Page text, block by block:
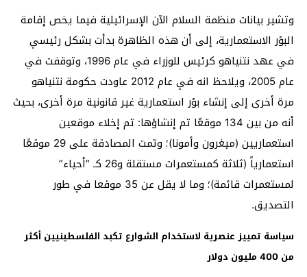
وتشير بيانات منظمة السلام الآن الإسرائيلية فيما يخص إقامة
البؤر الاستعمارية، إلى أن هذه الظاهرة بدأت بشكل رئيسي
في عهد نتنياهو كرئيس للوزراء في عام 1996، وتوقفت في
عام 2005، ويلاحظ انه في عام 2012 عاودت حكومة نتنياهو
مرة أخرى إلى إنشاء بؤر استعمارية غير قانونية مرة أخرى، بحيث
أنه من بين 134 موقعًا تم إنشاؤها: تم إخلاء موقعين
استعماريين (ميغرون وأمونا)؛ وتمت المصادقة على 29 موقعًا
استعمارياً (ثلاثة كمستعمرات مستقلة و26 كـ “أحياء”
لمستعمرات قائمة)؛ وما لا يقل عن 35 موقعا في طور
التصديق.
سياسة تمييز عنصرية لاستخدام الشوارع تكبد الفلسطينيين أكثر
من 400 مليون دولار